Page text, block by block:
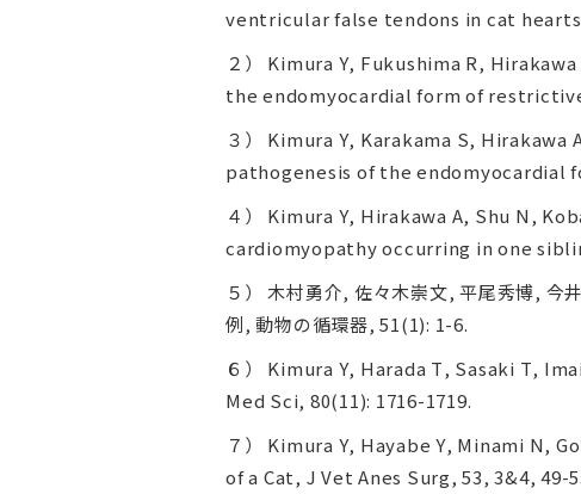
ventricular false tendons in cat
２） Kimura Y, Fukushima R,
the endomyocardial form of
３） Kimura Y, Karakama S,
pathogenesis of the endomyocardial
４） Kimura Y, Hirakawa A, Shu N,
cardiomyopathy occurring in one
５） 木村勇介, 佐々木崇文, 平尾秀博, 今
例, 動物の循環器, 51(1): 1-6.
６） Kimura Y, Harada T, Sasaki T,
Med Sci, 80(11): 1716-1719.
７） Kimura Y, Hayabe Y, Minami N,
of a Cat, J Vet Anes Surg, 53, 3&4, 49-